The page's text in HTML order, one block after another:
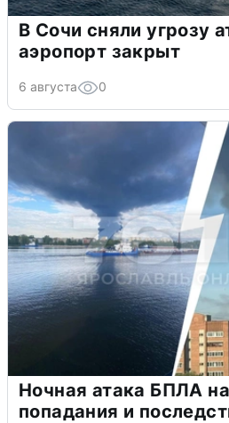
В Сочи сняли угрозу
аэропорт закрыт
6 августа 0
Ночная атака БПЛА
попадания и